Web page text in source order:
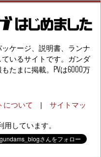
ケージ、説明書、ランナ
いるサイトです。ガンダ
たまに掲載。PVは6000万
について | サイトマッ
しています。